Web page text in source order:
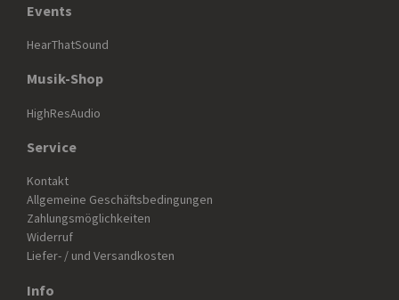
Events
HearThatSound
Musik-Shop
HighResAudio
Service
Kontakt
Allgemeine Geschäftsbedingungen
Zahlungsmöglichkeiten
Widerruf
Liefer- / und Versandkosten
Info